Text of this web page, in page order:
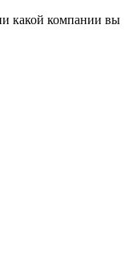
какой компании вы